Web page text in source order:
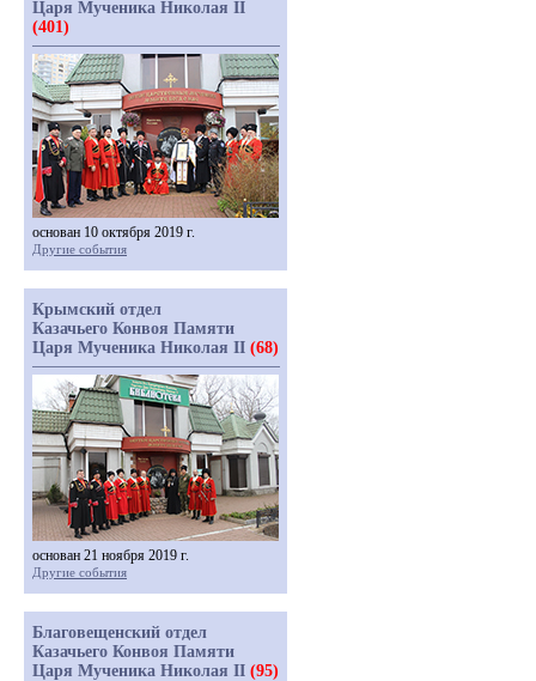
Царя Мученика Николая II
(401)
основан 10 октября 2019 г.
Другие события
Крымский отдел
Казачьего Конвоя Памяти
Царя Мученика Николая II (68)
основан 21 ноября 2019 г.
Другие события
Благовещенский отдел
Казачьего Конвоя Памяти
Царя Мученика Николая II (95)